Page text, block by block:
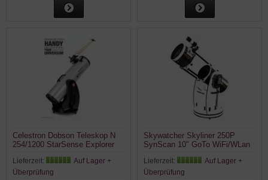
Celestron Dobson Teleskop N
254/1200 StarSense Explorer
Lieferzeit:
Auf Lager +
Überprüfung
Skywatcher Skyliner 250P
SynScan 10" GoTo WiFi/WLan
Teleskop
Lieferzeit:
Auf Lager +
Überprüfung